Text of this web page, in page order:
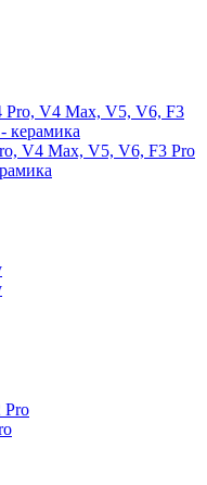
V4 Max, V5, V6, F3 Pro